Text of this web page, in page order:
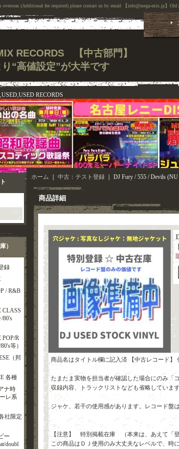
RECORDS
overseas (Additional fee required) please contact us by email 【info@mega-mix.jp】
RECORDS 【中古部門】
“高値設定”が大半です
）
録
/ R&B
CLASS
80's
POP/R
等）
（邦
各種
ナ時
レ系
社限定
ー
doubl
ホーム 中古：テスト登録 DJ Fury / 555 / Devils
商品詳細
商品名はタイトル欄に記入済 【中古レコード】
たまたま実物を担当者が確認した場合にのみ「
収録内容、トラックリストなども省略していま
ジャケ、若干の使用感があります。レコード盤
【注意】 特別掲載在庫 （本来は、あえて「
この商品はＤＪ使用のみ大丈夫なレベルで、時